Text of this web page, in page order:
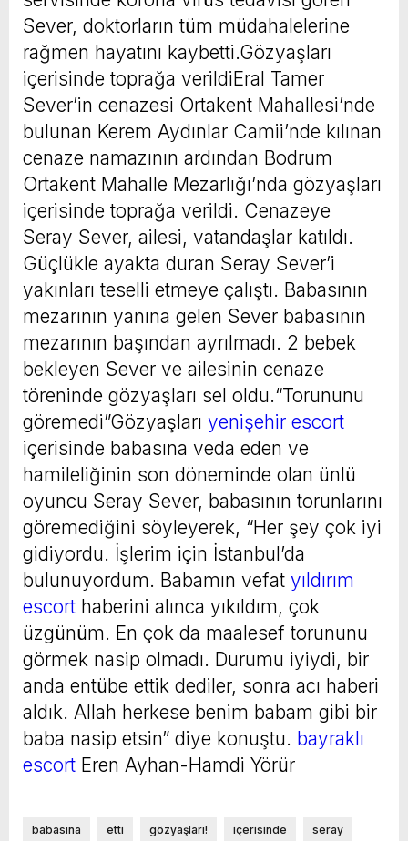
Sever, doktorların tüm müdahalelerine
rağmen hayatını kaybetti.Gözyaşları
içerisinde toprağa verildiEral Tamer
Sever’in cenazesi Ortakent Mahallesi’nde
bulunan Kerem Aydınlar Camii’nde kılınan
cenaze namazının ardından Bodrum
Ortakent Mahalle Mezarlığı’nda gözyaşları
içerisinde toprağa verildi. Cenazeye
Seray Sever, ailesi, vatandaşlar katıldı.
Güçlükle ayakta duran Seray Sever’i
yakınları teselli etmeye çalıştı. Babasının
mezarının yanına gelen Sever babasının
mezarının başından ayrılmadı. 2 bebek
bekleyen Sever ve ailesinin cenaze
töreninde gözyaşları sel oldu.“Torununu
göremedi”Gözyaşları yenişehir escort
içerisinde babasına veda eden ve
hamileliğinin son döneminde olan ünlü
oyuncu Seray Sever, babasının torunlarını
göremediğini söyleyerek, “Her şey çok iyi
gidiyordu. İşlerim için İstanbul’da
bulunuyordum. Babamın vefat yıldırım
escort haberini alınca yıkıldım, çok
üzgünüm. En çok da maalesef torununu
görmek nasip olmadı. Durumu iyiydi, bir
anda entübe ettik dediler, sonra acı haberi
aldık. Allah herkese benim babam gibi bir
baba nasip etsin” diye konuştu. bayraklı
escort Eren Ayhan-Hamdi Yörür
babasına etti gözyaşları! içerisinde seray